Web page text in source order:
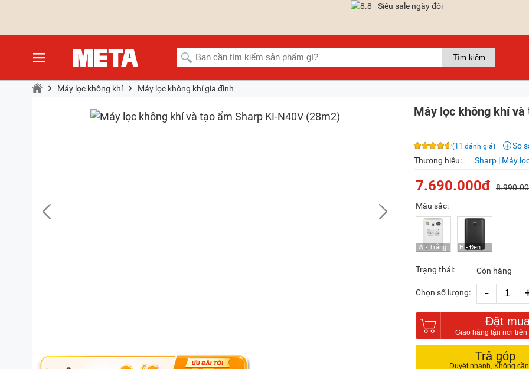
Máy lọc không khí Máy lọc không khí gia đình
Máy lọc không khí
(11 đánh giá)
So
Thương hiệu:
Sharp | Máy
7.690.000đ
Màu sắc:
Trạng thái: Còn hàng
Chọn số lượng: -
Đặt
Trả góp